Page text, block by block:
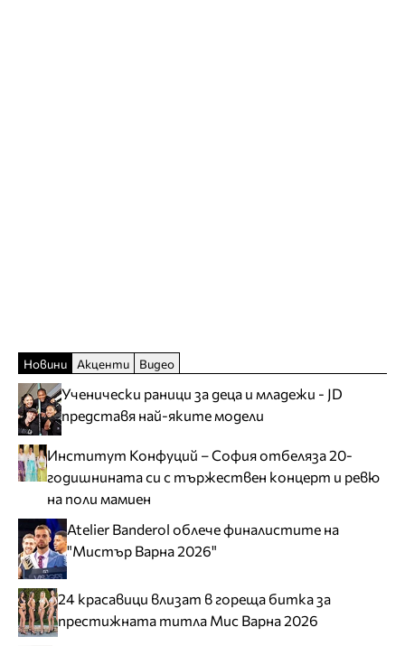
Новини Акценти Видео
Ученически раници за деца и младежи - JD
представя най-яките модели
Институт Конфуций – София отбеляза 20-
годишнината си с тържествен концерт и ревю
на поли мамиен
Atelier Banderol облече финалистите на
"Мистър Варна 2026"
24 красавици влизат в гореща битка за
престижната титла Мис Варна 2026